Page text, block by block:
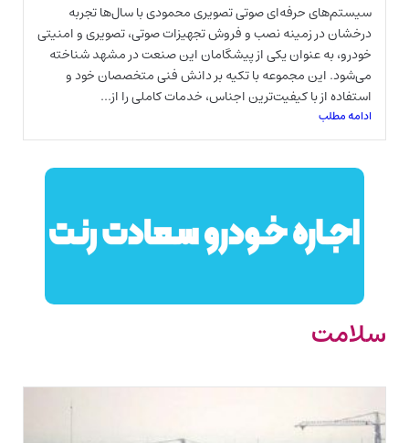
سیستم‌های حرفه‌ای صوتی تصویری محمودی با سال‌ها تجربه
درخشان در زمینه نصب و فروش تجهیزات صوتی، تصویری و امنیتی
خودرو، به عنوان یکی از پیشگامان این صنعت در مشهد شناخته
می‌شود. این مجموعه با تکیه بر دانش فنی متخصصان خود و
استفاده از با کیفیت‌ترین اجناس، خدمات کاملی را از...
ادامه مطلب
سلامت